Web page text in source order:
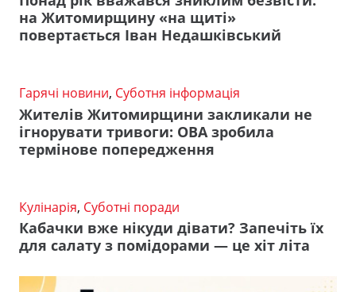
на Житомирщину «на щиті»
повертається Іван Недашківський
Гарячі новини, Суботня інформація
Жителів Житомирщини закликали не
ігнорувати тривоги: ОВА зробила
термінове попередження
Кулінарія, Суботні поради
Кабачки вже нікуди дівати? Запечіть їх
для салату з помідорами — це хіт літа